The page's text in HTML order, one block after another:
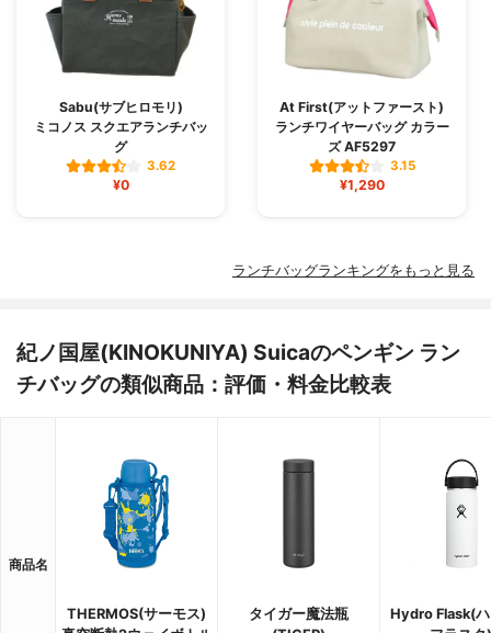
Sabu(サブヒロモリ)
ミコノス スクエアランチバッ
グ
3.62
¥0
At First(アットファースト)
ランチワイヤーバッグ カラー
ズ AF5297
3.15
¥1,290
ランチバッグランキングをもっと見る
紀ノ国屋(KINOKUNIYA) Suicaのペンギン ラン
チバッグの類似商品：評価・料金比較表
商品名
THERMOS(サーモス)
タイガー魔法瓶
Hydro Flask(